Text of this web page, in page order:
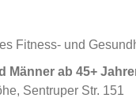
Fitness- und
Männer ab 45+
Sentruper Str. 151